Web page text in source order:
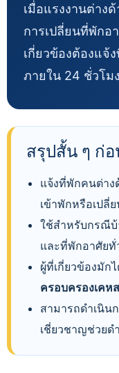
เมื่อแรงงานต่าง
การเปลี่ยนที่พักอ
เกี่ยวข้องต้องแจ้
ภายใน 24 ชั่วโมง
สรุปสั้น ๆ ก่อ
แจ้งที่พักคนต่าง
เข้าพักหรือเปลี่
ใช้สำหรับกรณี
และที่พักอาศัยทั่
ผู้ที่เกี่ยวข้องมัก
ครอบครองเคห
สามารถดำเนิน
เชี่ยวชาญช่วยด